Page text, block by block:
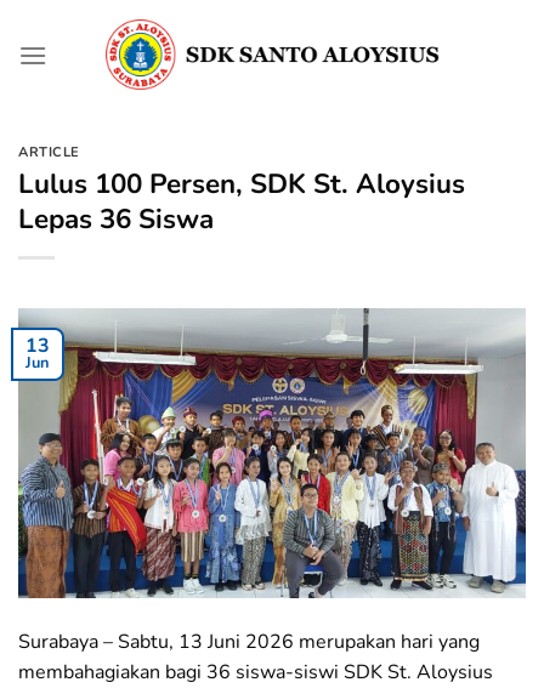
ARTICLE
Lulus 100 Persen, SDK St. Aloysius
Lepas 36 Siswa
13
Jun
Surabaya – Sabtu, 13 Juni 2026 merupakan hari yang
membahagiakan bagi 36 siswa-siswi SDK St. Aloysius